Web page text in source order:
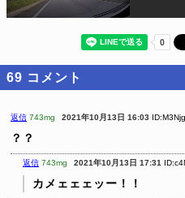
69 コメント
返信 743mg 2021年10月13日 16:03
？？
返信 743mg 2021年10月13日 17:31
カメェェェッー！！